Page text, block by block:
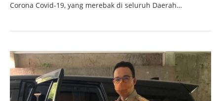
Corona Covid-19, yang merebak di seluruh Daerah…